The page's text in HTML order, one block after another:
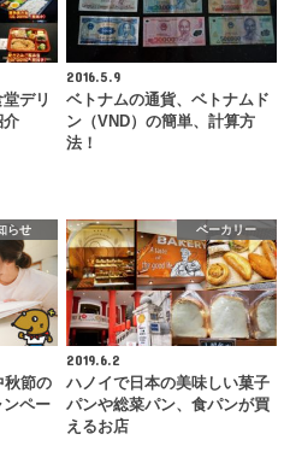
デリ
介
2016.5.9
ベトナムの通貨、ベトナムド
ン（VND）の簡単、計算方
法！
らせ
秋節の
ンペー
ベーカリー
2019.6.2
ハノイで日本の美味しい菓子
パンや総菜パン、食パンが買
えるお店